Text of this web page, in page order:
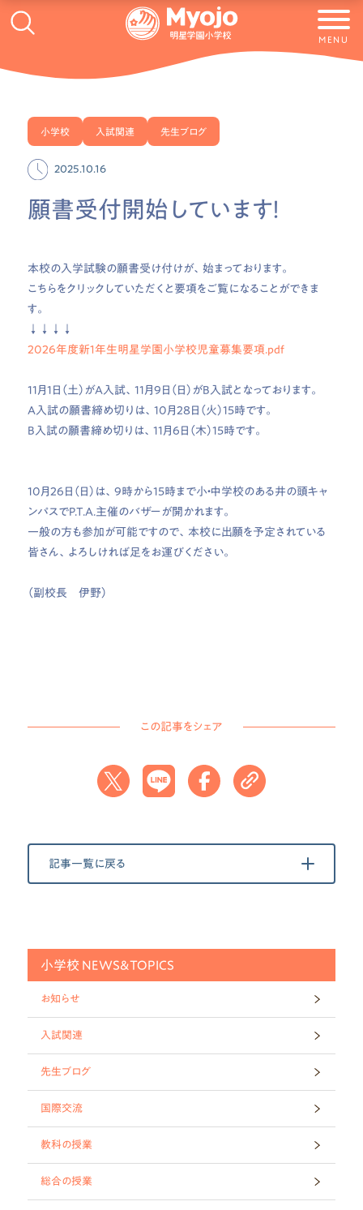
MENU
小学校 入試関連 先生ブログ
2025.10.16
願書受付開始しています！
本校の入学試験の願書受け付けが、始まっております。
こちらをクリックしていただくと要項をご覧になることができま
す。
↓↓↓↓
2026年度新１年生明星学園小学校児童募集要項.pdf
11月1日（土）がA入試、11月9日（日）がB入試となっております。
A入試の願書締め切りは、10月28日（火）15時です。
B入試の願書締め切りは、11月6日（木）15時です。
10月26日（日）は、9時から15時まで小・中学校のある井の頭キャ
ンパスでP.T.A.主催のバザーが開かれます。
一般の方も参加が可能ですので、本校に出願を予定されている
皆さん、よろしければ足をお運びください。
（副校長 伊野）
この記事をシェア
記事一覧に戻る
小学校 NEWS&TOPICS
お知らせ
入試関連
先生ブログ
国際交流
教科の授業
総合の授業